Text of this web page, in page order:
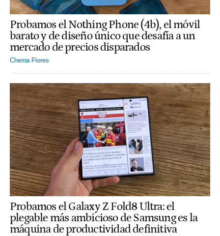
Probamos el Nothing Phone (4b), el móvil
barato y de diseño único que desafía a un
mercado de precios disparados
Chema Flores
Probamos el Galaxy Z Fold8 Ultra: el
plegable más ambicioso de Samsung es la
máquina de productividad definitiva